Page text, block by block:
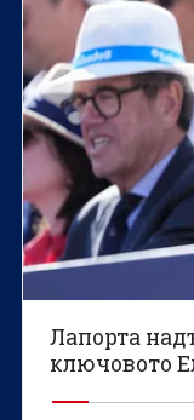
Лапорта
ключовото